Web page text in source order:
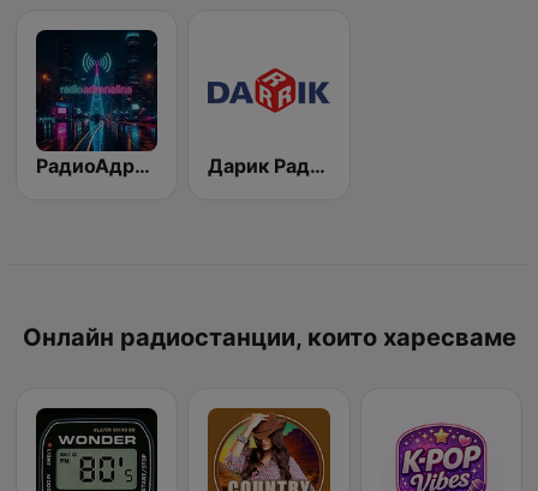
РадиоАдреналина Дарик Радио ( Darik Radio )
Онлайн радиостанции, които харесваме